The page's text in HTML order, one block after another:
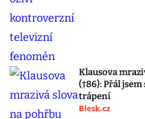
Klausova
(†86): Přál
trápení
Blesk.cz